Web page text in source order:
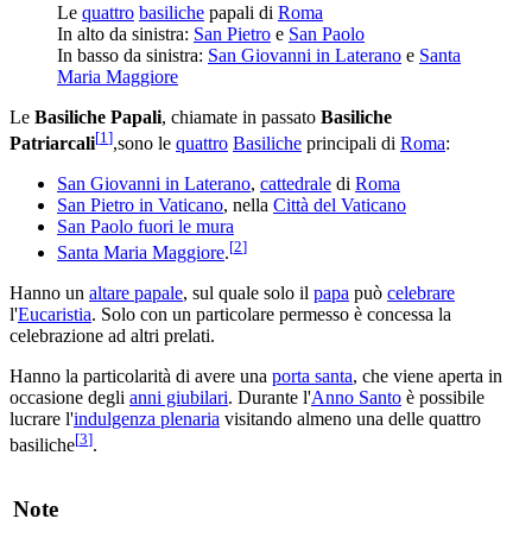
Le quattro basiliche papali di Roma
In alto da sinistra: San Pietro e San Paolo
In basso da sinistra: San Giovanni in Laterano e Santa
Maria Maggiore
Le Basiliche Papali, chiamate in passato Basiliche
Patriarcali[1 ],sono le quattro Basiliche principali di Roma:
San Giovanni in Laterano, cattedrale di Roma
San Pietro in Vaticano, nella Città del Vaticano
San Paolo fuori le mura
Santa Maria Maggiore.[2]
Hanno un altare papale, sul quale solo il papa può celebrare
l'Eucaristia. Solo con un particolare permesso è concessa la
celebrazione ad altri prelati.
Hanno la particolarità di avere una porta santa, che viene aperta in
occasione degli anni giubilari. Durante l'Anno Santo è possibile
lucrare l'indulgenza plenaria visitando almeno una delle quattro
basiliche[3].
Note